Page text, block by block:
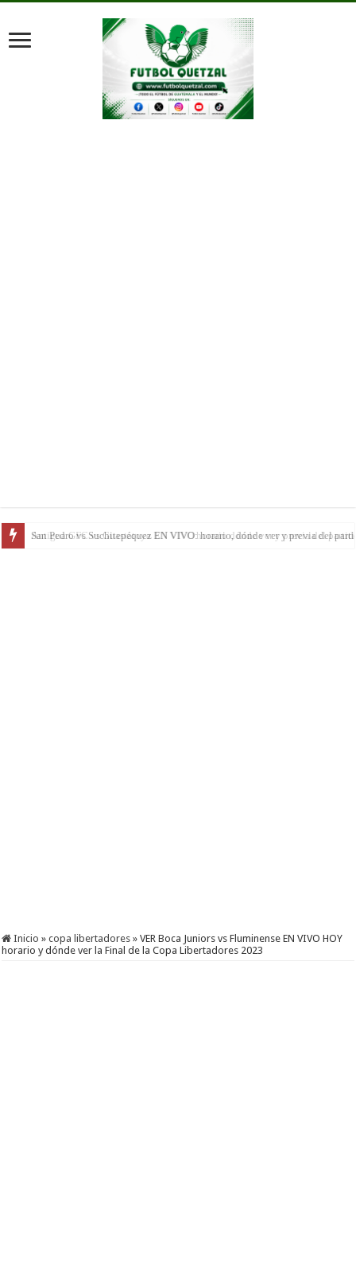
Antigua GFC vs Guastatoya EN VIVO horario dónde ver y previa del
Inicio » copa libertadores » VER Boca Juniors vs Fluminense EN VIVO HOY
horario y dónde ver la Final de la Copa Libertadores 2023